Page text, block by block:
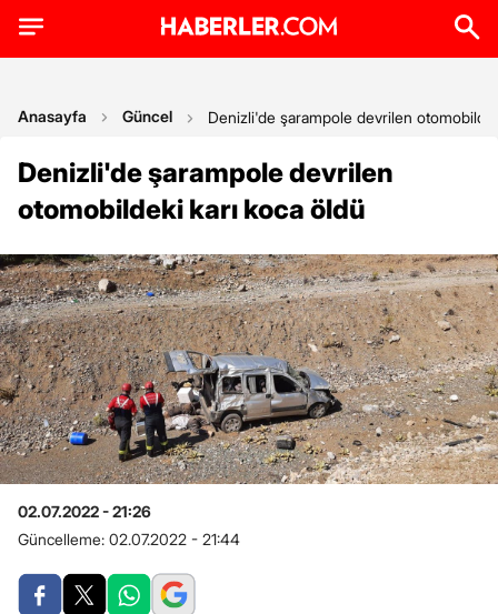
Anasayfa Güncel Denizli'de şarampole devrilen
Denizli'de şarampole devrilen
otomobildeki karı koca öldü
02.07.2022 - 21:26
Güncelleme: 02.07.2022 - 21:44